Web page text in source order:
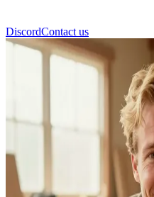
DiscordContact us